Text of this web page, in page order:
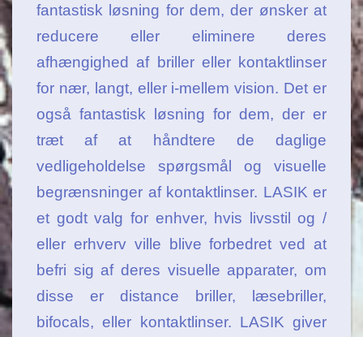
fantastisk løsning for dem, der ønsker at
reducere eller eliminere deres
afhængighed af briller eller kontaktlinser
for nær, langt, eller i-mellem vision. Det er
også fantastisk løsning for dem, der er
træt af at håndtere de daglige
vedligeholdelse spørgsmål og visuelle
begrænsninger af kontaktlinser. LASIK er
et godt valg for enhver, hvis livsstil og /
eller erhverv ville blive forbedret ved at
befri sig af deres visuelle apparater, om
disse er distance briller, læsebriller,
bifocals, eller kontaktlinser. LASIK giver